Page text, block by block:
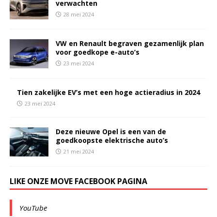
verwachten
28 mei 2024
VW en Renault begraven gezamenlijk plan
voor goedkope e-auto’s
23 mei 2024
Tien zakelijke EV’s met een hoge actieradius in 2024
23 mei 2024
Deze nieuwe Opel is een van de
goedkoopste elektrische auto’s
21 mei 2024
LIKE ONZE MOVE FACEBOOK PAGINA
YouTube